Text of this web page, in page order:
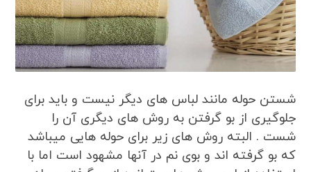
شستن حوله مانند لباس های دیگر نیست و باید برای
جلوگیری از بو گرفتن به روش های دیگری آن را
شست . البته روش های زیر برای حوله هایی میباشد
که بو گرفته اند و بوی نم در آنها مشهود است اما با